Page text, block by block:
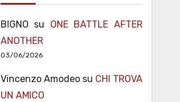
BIGNO su ONE BATTLE AFTER
ANOTHER
03/06/2026
Vincenzo Amodeosu CHI TROVA
UN AMICO